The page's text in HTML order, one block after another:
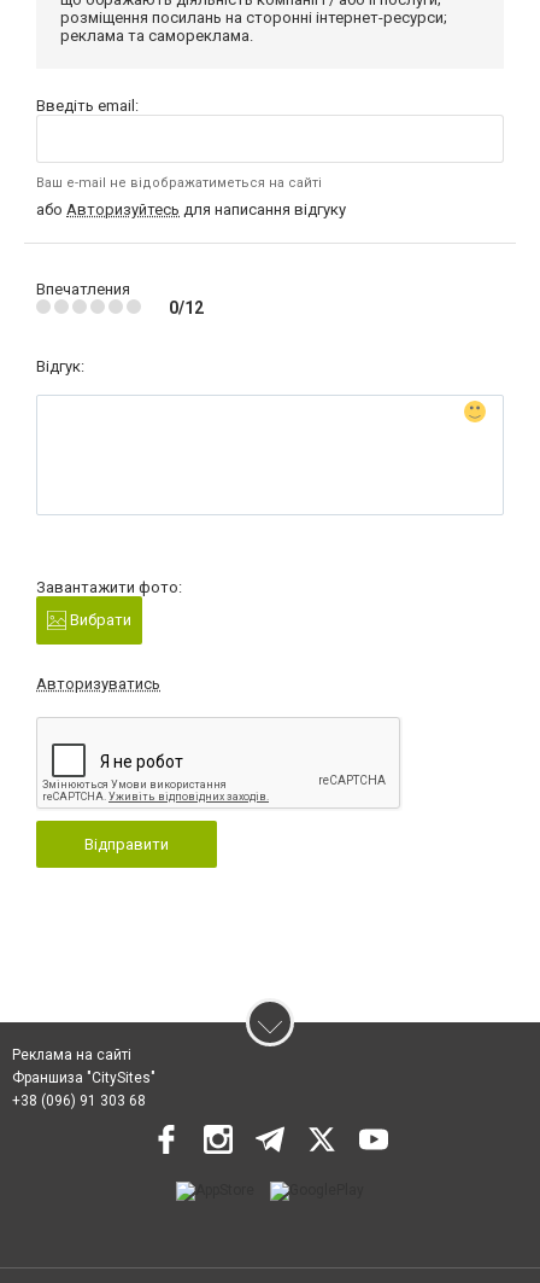
розміщення посилань на сторонні інтернет-ресурси;
реклама та самореклама.
Введіть email:
Ваш e-mail не відображатиметься на сайті
або Авторизуйтесь для написання відгуку
Впечатления
0/12
Відгук:
Завантажити фото:
Вибрати
Авторизуватись
Відправити
Реклама на сайті
Франшиза "CitySites"
+38 (096) 91 303 68